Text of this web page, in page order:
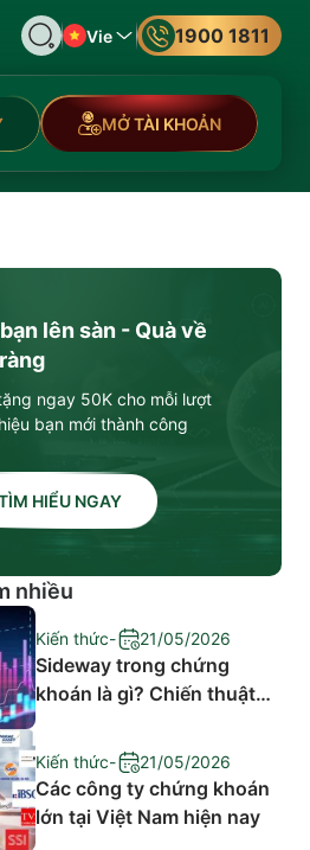
Vie 1900 1811
MỞ TÀI KHOẢN
lên sàn - Quà về
ngay 50K cho mỗi lượt
bạn mới thành công
HIỂU NGAY
nhiều
Kiến thức- 21/05/2026
Sideway trong chứng
khoán là gì? Chiến thuật
Kiến thức- 21/05/2026
Các công ty chứng khoán
lớn tại Việt Nam hiện nay